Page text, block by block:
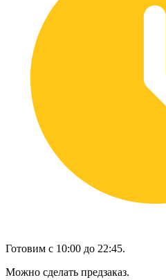
Готовим с 10:00 до 22:45.
Можно сделать предзаказ.